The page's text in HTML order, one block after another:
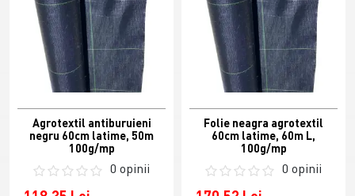
Agrotextil antiburuieni
negru 60cm latime, 50m
100g/mp
0 opinii
Folie neagra agrotextil
60cm latime, 60m L,
100g/mp
0 opinii